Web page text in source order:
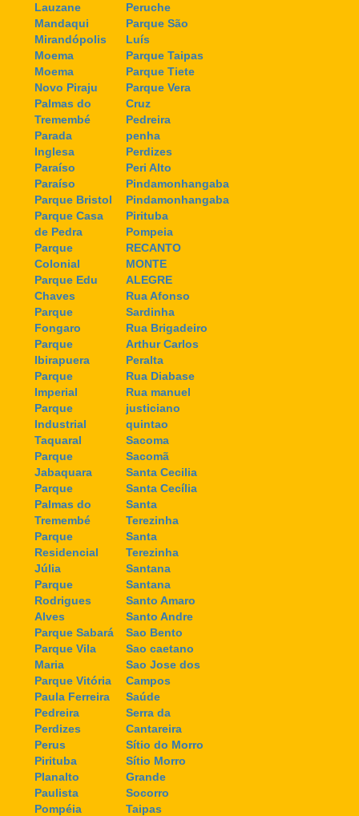
Lauzane
Mandaqui
Mirandópolis
Moema
Moema
Novo Piraju
Palmas do
Tremembé
Parada
Inglesa
Paraíso
Paraíso
Parque Bristol
Parque Casa
de Pedra
Parque
Colonial
Parque Edu
Chaves
Parque
Fongaro
Parque
Ibirapuera
Parque
Imperial
Parque
Industrial
Taquaral
Parque
Jabaquara
Parque
Palmas do
Tremembé
Parque
Residencial
Júlia
Parque
Rodrigues
Alves
Parque Sabará
Parque Vila
Maria
Parque Vitória
Paula Ferreira
Pedreira
Perdizes
Perus
Pirituba
Planalto
Paulista
Pompéia
Peruche
Parque São
Luís
Parque Taipas
Parque Tiete
Parque Vera
Cruz
Pedreira
penha
Perdizes
Peri Alto
Pindamonhangaba
Pindamonhangaba
Pirituba
Pompeia
RECANTO
MONTE
ALEGRE
Rua Afonso
Sardinha
Rua Brigadeiro
Arthur Carlos
Peralta
Rua Diabase
Rua manuel
justiciano
quintao
Sacoma
Sacomã
Santa Cecilia
Santa Cecília
Santa
Terezinha
Santa
Terezinha
Santana
Santana
Santo Amaro
Santo Andre
Sao Bento
Sao caetano
Sao Jose dos
Campos
Saúde
Serra da
Cantareira
Sítio do Morro
Sítio Morro
Grande
Socorro
Taipas